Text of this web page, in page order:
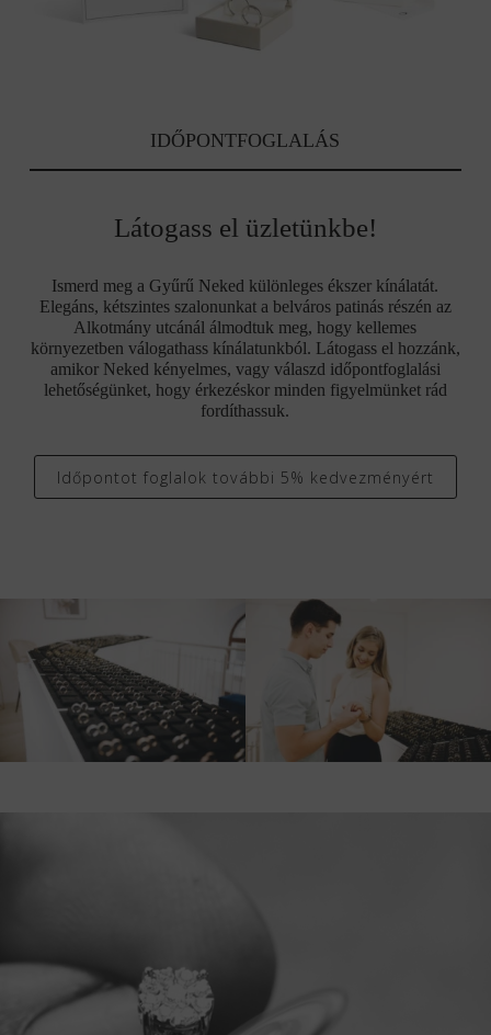
IDŐPONTFOGLALÁS
Látogass el üzletünkbe!
Ismerd meg a Gyűrű Neked különleges ékszer kínálatát.
Elegáns, kétszintes szalonunkat a belváros patinás részén az
Alkotmány utcánál álmodtuk meg, hogy kellemes
környezetben válogathass kínálatunkból. Látogass el hozzánk,
amikor Neked kényelmes, vagy válaszd időpontfoglalási
lehetőségünket, hogy érkezéskor minden figyelmünket rád
fordíthassuk.
Időpontot foglalok további 5% kedvezményért